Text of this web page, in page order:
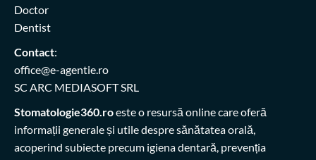
Doctor
Dentist
Contact:
office@e-agentie.ro
SC ARC MEDIASOFT SRL
Stomatologie360.roeste o resursă online care oferă
informații generale și utile despre sănătatea orală,
acoperind subiecte precum igiena dentară, prevenția